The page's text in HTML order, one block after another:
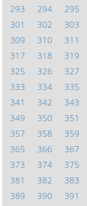
293
294 295
301
302 303
309
310 311
317
318 319
325
326 327
333
334 335
341
342 343
349
350 351
357
358 359
365
366 367
373
374 375
381
382 383
389
390 391